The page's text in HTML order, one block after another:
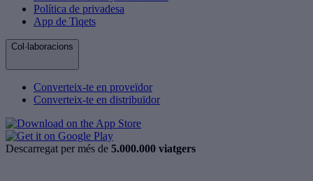
Política de privadesa
App de Tiqets
Col·laboracions
Converteix-te en proveïdor
Converteix-te en distribuïdor
Descarregat per més de 5.000.000 viatgers